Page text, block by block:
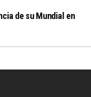
de su Mundial en